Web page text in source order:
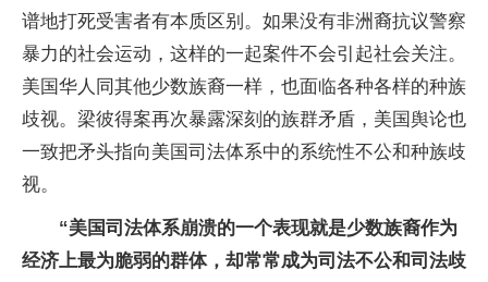
谱地打死受害者有本质区别。如果没有非洲裔抗议警察
暴力的社会运动，这样的一起案件不会引起社会关注。
美国华人同其他少数族裔一样，也面临各种各样的种族
歧视。梁彼得案再次暴露深刻的族群矛盾，美国舆论也
一致把矛头指向美国司法体系中的系统性不公和种族歧
视。
“美国司法体系崩溃的一个表现就是少数族裔作为
经济上最为脆弱的群体，却常常成为司法不公和司法歧